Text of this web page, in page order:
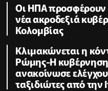
Οι ΗΠΑ προσφέρουν
νέα ακροδεξιά
Κολομβίας
Κλιμακώνεται η
Ρώμης-Η
ανακοίνωσε
ταξιδιώτες από την